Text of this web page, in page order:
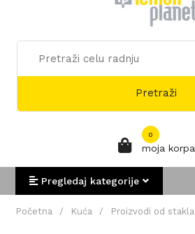
Pretraži
0
moja korpa
Pregledaj kategorije
Početna / Kuća / Proizvodi od stakla